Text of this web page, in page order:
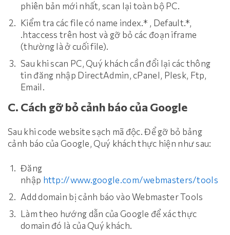
phiên bản mới nhất, scan lại toàn bộ PC.
Kiểm tra các file có name index.* , Default.*,
.htaccess trên host và gỡ bỏ các đoạn iframe
(thường là ở cuối file).
Sau khi scan PC, Quý khách cần đổi lại các thông
tin đăng nhập DirectAdmin, cPanel, Plesk, Ftp,
Email.
C. Cách gỡ bỏ cảnh báo của Google
Sau khi code website sạch mã độc. Để gỡ bỏ bảng
cảnh báo của Google, Quý khách thực hiện như sau:
Đăng
nhập http://www.google.com/webmasters/tools
Add domain bị cảnh báo vào Webmaster Tools
Làm theo hướng dẫn của Google để xác thực
domain đó là của Quý khách.